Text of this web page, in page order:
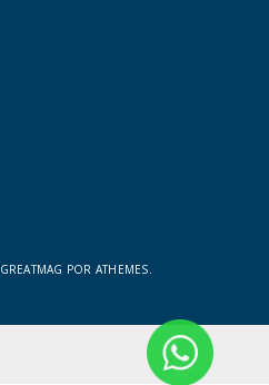
GREATMAG POR ATHEMES.